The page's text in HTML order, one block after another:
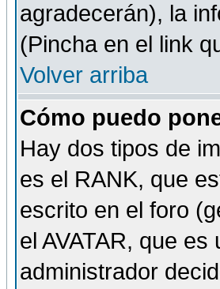
agradecerán), la
(Pincha en el link
Volver arriba
Cómo puedo
Hay dos tipos de
es el RANK, que
escrito en el foro
el AVATAR, que
administrador